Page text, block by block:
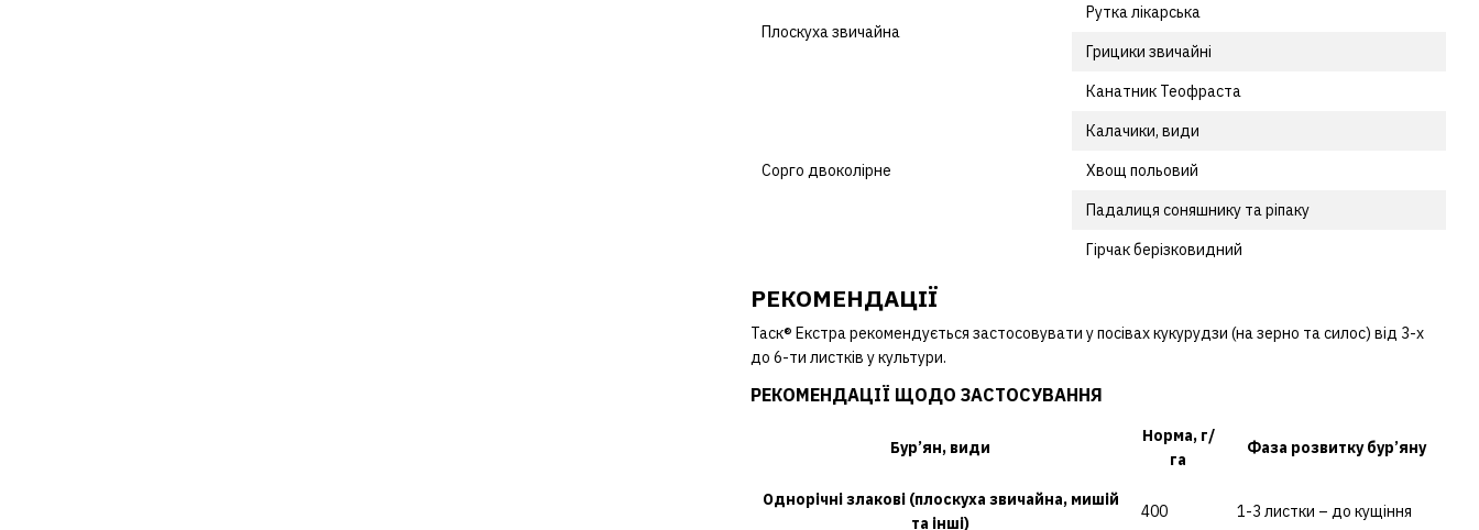
Плоскуха звичайна
Рутка лікарська
Грицики звичайні
Сорго двоколірне
Канатник Теофраста
Калачики, види
Хвощ польовий
Падалиця соняшнику та ріпаку
Гірчак берізковидний
РЕКОМЕНДАЦІЇ
Таск® Екстра рекомендується застосовувати у посівах кукурудзи (на зерно та силос) від 3-х
до 6-ти листків у культури.
РЕКОМЕНДАЦІЇ ЩОДО ЗАСТОСУВАННЯ
Бур’ян, види
Норма, г/
га
Фаза розвитку бур’яну
Однорічні злакові (плоскуха звичайна, мишій
та інші)
400 1-3 листки – до кущіння